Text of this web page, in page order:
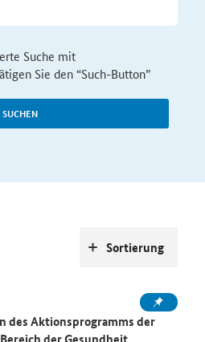
SUCHEN
Suche mit
Sie den “Such-Button”
des Aktionsprogramms der
Sortierung